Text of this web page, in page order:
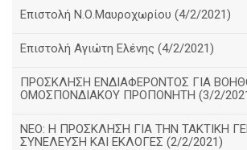
Επιστολή Ν.Ο.Μαυροχωρίου (4/2/2021)
Επιστολή Αγιώτη Ελένης (4/2/2021)
ΠΡΟΣΚΛΗΣΗ ΕΝΔΙΑΦΕΡΟΝΤΟΣ ΓΙΑ
ΟΜΟΣΠΟΝΔΙΑΚΟΥ ΠΡΟΠΟΝΗΤΗ (3/2/
ΝΕΟ: Η ΠΡΟΣΚΛΗΣΗ ΓΙΑ ΤΗΝ ΤΑΚΤΙΚΗ
ΣΥΝΕΛΕΥΣΗ ΚΑΙ ΕΚΛΟΓΕΣ (2/2/2021)